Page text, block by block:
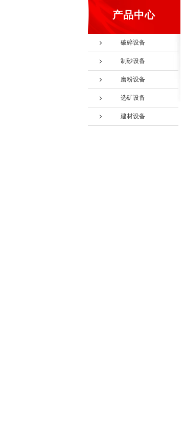
产品中心
破碎设备
制砂设备
磨粉设备
选矿设备
建材设备